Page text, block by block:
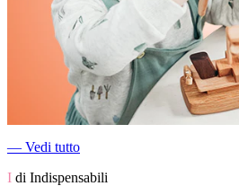
― Vedi tutto
I di Indispensabili